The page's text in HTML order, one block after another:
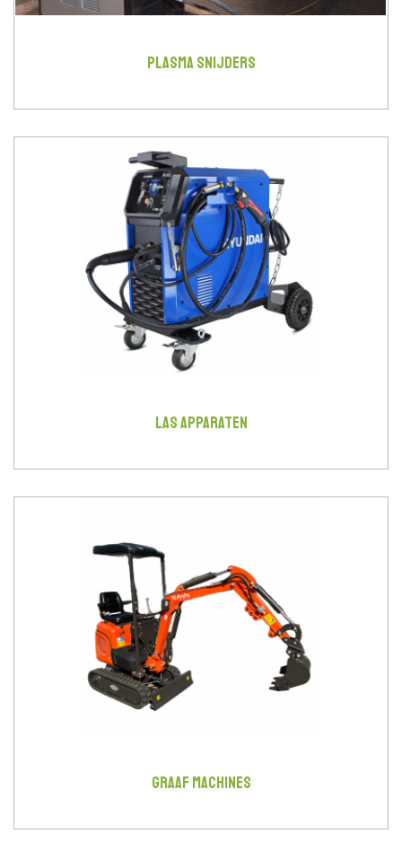
PLASMA SNIJDERS
LAS APPARATEN
GRAAF MACHINES